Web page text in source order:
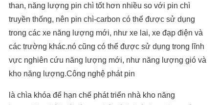
than, năng lượng pin chì tốt hơn nhiều so với pin chì
truyền thống, nên pin chì-carbon có thể được sử dụng
trong các xe năng lượng mới, như xe lai, xe đạp điện và
các trường khác.nó cũng có thể được sử dụng trong lĩnh
vực nghiên cứu năng lượng mới, như năng lượng gió và
kho năng lượng.Công nghệ phát pin
là chìa khóa để hạn chế phát triển nhà kho năng